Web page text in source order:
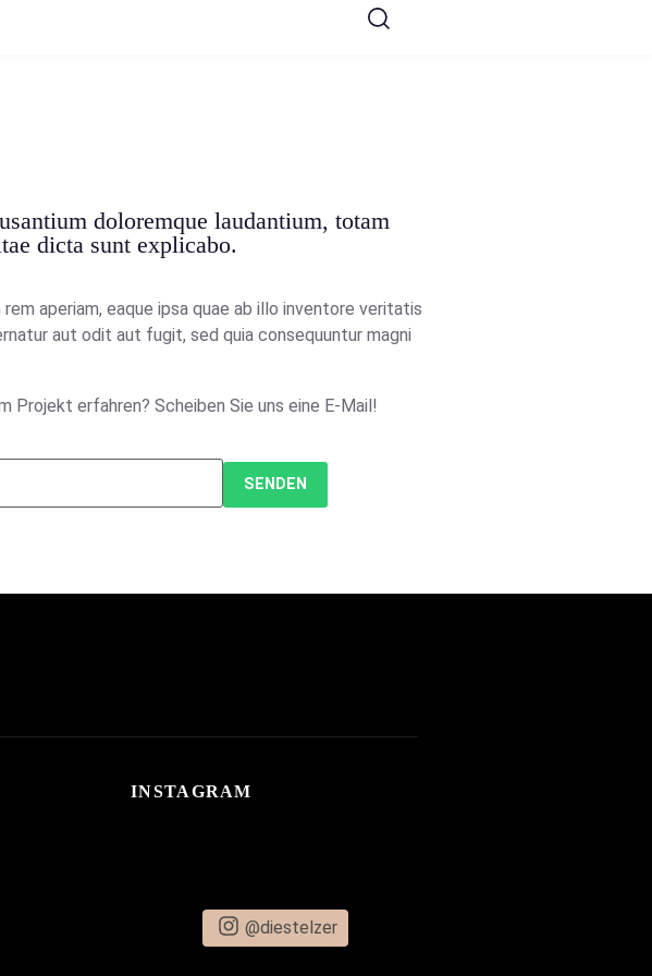
doloremque laudantium, totam
dicta sunt explicabo.
aperiam, eaque ipsa quae ab illo inventore veritatis
aut odit aut fugit, sed quia consequuntur magni
Projekt erfahren? Scheiben Sie uns eine E-Mail!
SENDEN
INSTAGRAM
@diestelzer